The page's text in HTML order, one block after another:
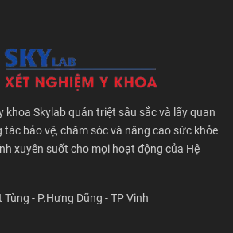
khoa Skylab quán triệt sâu sắc và lấy quan
tác bảo vệ, chăm sóc và nâng cao sức khỏe
xuyên suốt cho mọi hoạt động của Hệ
- P.Hưng Dũng - TP Vinh